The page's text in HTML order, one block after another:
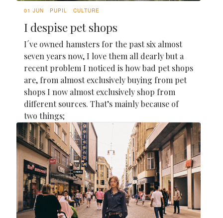
01 JUN PUPIL CULTURE
I despise pet shops
I´ve owned hamsters for the past six almost
seven years now, I love them all dearly but a
recent problem I noticed is how bad pet shops
are, from almost exclusively buying from pet
shops I now almost exclusively shop from
different sources. That’s mainly because of
two things;